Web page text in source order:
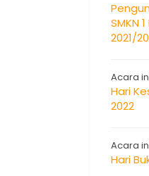
SMKN
2021/
Acara
Hari
2022
Acara
Hari